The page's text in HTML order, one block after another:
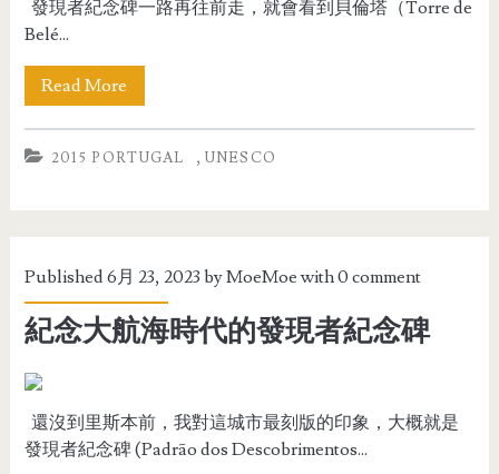
發現者紀念碑一路再往前走，就會看到貝倫塔（Torre de
Belé...
Read More
2015 PORTUGAL , UNESCO
Published 6月 23, 2023 byMoeMoewith0 comment
紀念大航海時代的發現者紀念碑
還沒到里斯本前，我對這城市最刻版的印象，大概就是
發現者紀念碑 (Padrão dos Descobrimentos...